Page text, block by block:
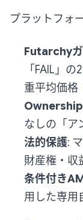
プラットフォ
Futarchy
「FAIL」
重平均価格
なしの「ア
法的保護:
財産権・収
条件付き
用した専用